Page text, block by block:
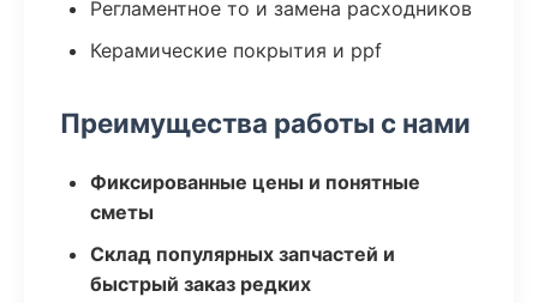
Регламентное то и замена расходников
Керамические покрытия и ppf
Преимущества работы с нами
Фиксированные цены и понятные
сметы
Склад популярных запчастей и
быстрый заказ редких